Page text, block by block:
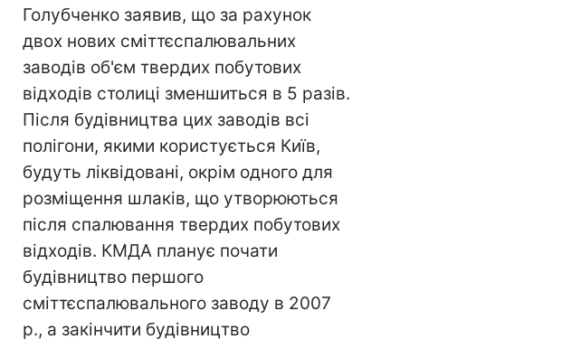
Голубченко заявив, що за рахунок
двох нових сміттєспалювальних
заводів об'єм твердих побутових
відходів столиці зменшиться в 5 разів.
Після будівництва цих заводів всі
полігони, якими користується Київ,
будуть ліквідовані, окрім одного для
розміщення шлаків, що утворюються
після спалювання твердих побутових
відходів. КМДА планує почати
будівництво першого
сміттєспалювального заводу в 2007
р., а закінчити будівництво